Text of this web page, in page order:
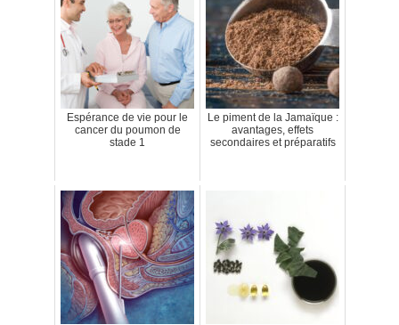
Espérance de vie pour le
cancer du poumon de
stade 1
Le piment de la Jamaïque :
avantages, effets
secondaires et préparatifs